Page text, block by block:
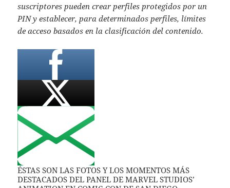
suscriptores pueden crear perfiles protegidos por un
PIN y establecer, para determinados perfiles, límites
de acceso basados en la clasificación del contenido.
ÉSTAS SON LAS FOTOS Y LOS MOMENTOS MÁS
DESTACADOS DEL PANEL DE MARVEL STUDIOS’